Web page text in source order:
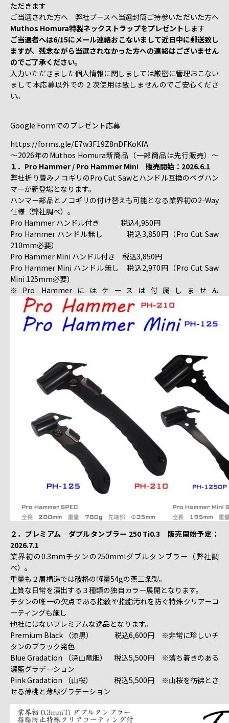
ただきます
ご当選された方へ 弊社ブースへ当選封筒ご持参いただいた方へ
Muthos Homura特製ネックストラップをプレゼント します
ご当選者へは6/15にメール連絡おこないまして近日中に郵送致し
ますが、残念ながら当選されなかった方への連絡はございません
のでご了承ください。
入力いただきました個人情報に関しましては厳密に管理おこない
まして本応募以外での２次使用は致しませんのでご安心くださ
い。
Google Formでのプレゼント応募
https://forms.gle/E7w3F19Z8nDFKoKfA
～2026年のMuthos Homura新商品（一部商品は先行販売）～
１．Pro Hammer / Pro Hammer Mini 販売開始：2026.6.1
弊社折り畳みノコギリのPro Cut Sawとハンドル互換のペグハン
マーが新登場となります。
ハンマー部品とノコギリの付け替えも可能となる業界初の2-Way
仕様（弊社調べ）。
Pro Hammer ハンドル付き 税込4,950円
Pro Hammer ハンドル無し 税込3,850円（Pro Cut Saw
210mm必要）
Pro Hammer Mini ハンドル付き 税込3,850円
Pro Hammer Mini ハンドル無し 税込2,970円（Pro Cut Saw
Mini 125mm必要）
※Pro Hammerにはケースは付属しません
２．プレミアム ダブルタンブラー 250 Ti0.3 販売開始予定：
2026.7.1
業界初の0.3mmチタンの250mmlダブルタンブラー（弊社調
べ）。
重量も２層構造では破格の軽量54gの燕三条製。
上質な日常を演出する３種類の独自カラー展開となります。
チタンの唯一の欠点である指紋や指脂汚れを防ぐ特殊クリアーコ
ーティングも施し
他社にはないプレミアムな逸品となります。
Premium Black （漆黒） 税込6,600円 ※非常に珍しいチ
タンのブラック発色
Blue Gradation （深山竜胆） 税込5,500円 ※落ち着きのある
濃藍グラデーション
Pink Gradation （山桜） 税込5,500円 ※山桜を彷彿とさ
せる薄桃と薄緑グラデーション